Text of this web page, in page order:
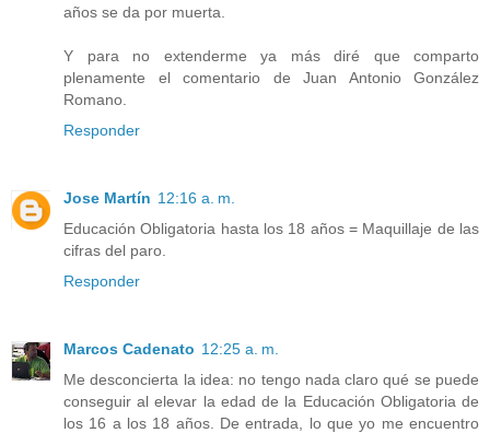
años se da por muerta.
Y para no extenderme ya más diré que comparto
plenamente el comentario de Juan Antonio González
Romano.
Responder
Jose Martín 12:16 a. m.
Educación Obligatoria hasta los 18 años = Maquillaje de las
cifras del paro.
Responder
Marcos Cadenato 12:25 a. m.
Me desconcierta la idea: no tengo nada claro qué se puede
conseguir al elevar la edad de la Educación Obligatoria de
los 16 a los 18 años. De entrada, lo que yo me encuentro